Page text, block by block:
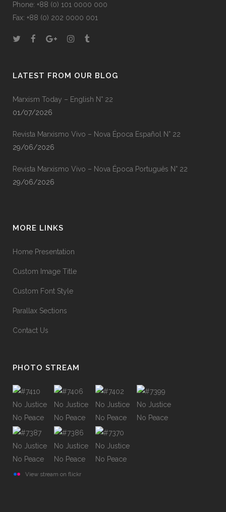
Phone: +88 (0) 101 0000 000
Fax: +88 (0) 202 0000 001
LATEST FROM OUR BLOG
Marxism Today – English N° 22
01/07/2026
Revista Marxismo Vivo – Nova Época Español N° 22
29/06/2026
Revista Marxismo Vivo – Nova Época Português N° 22
29/06/2026
MORE LINKS
Home Presentation
Custom Image Title
Custom Font Style
Parallax Sections
Contact Us
PHOTO STREAM
View stream on flickr